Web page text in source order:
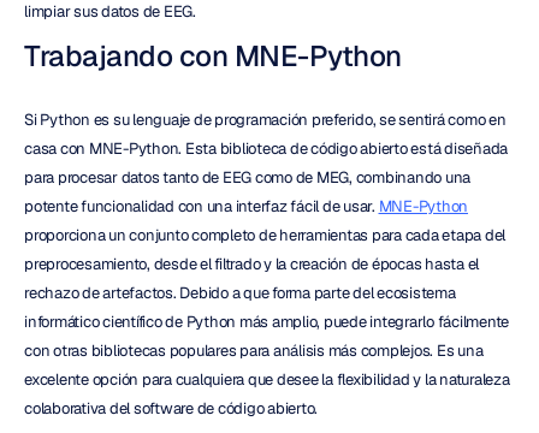
limpiar sus datos de EEG.
Trabajando con MNE-Python
Si Python es su lenguaje de programación preferido, se sentirá como en
casa con MNE-Python. Esta biblioteca de código abierto está diseñada
para procesar datos tanto de EEG como de MEG, combinando una
potente funcionalidad con una interfaz fácil de usar. MNE-Python
proporciona un conjunto completo de herramientas para cada etapa del
preprocesamiento, desde el filtrado y la creación de épocas hasta el
rechazo de artefactos. Debido a que forma parte del ecosistema
informático científico de Python más amplio, puede integrarlo fácilmente
con otras bibliotecas populares para análisis más complejos. Es una
excelente opción para cualquiera que desee la flexibilidad y la naturaleza
colaborativa del software de código abierto.